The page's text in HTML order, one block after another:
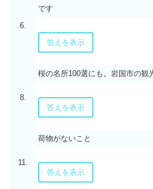
6.
です
答えを表示
8.
桜の名所100選にも。岩国市の観
答えを表示
11.
荷物がないこと
答えを表示